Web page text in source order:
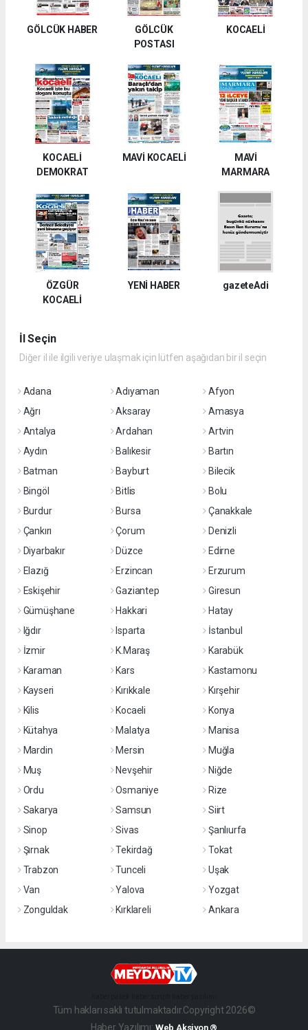
GÖLCÜK HABER
GÖLCÜK
POSTASI
KOCAELİ
KOCAELİ
DEMOKRAT
MAVİ KOCAELİ
MAVİ
MARMARA
ÖZGÜR
KOCAELİ
YENİ HABER gazeteAdi
İl Seçin
Diğer il ile ilgili veriye ulaşmak için lütfen aşağıdan bir il seçin
Adana Adıyaman
Afyon
Ağrı
Aksaray
Amasya
Antalya
Ardahan
Artvin
Aydın
Balıkesir
Bartın
Batman
Bayburt
Bilecik
Bingöl
Bitlis
Bolu
Burdur
Bursa
Çanakkale
Çankırı
Çorum
Denizli
Diyarbakır
Düzce
Edirne
Elazığ
Erzincan
Erzurum
Eskişehir
Gaziantep
Giresun
Gümüşhane
Hakkari
Hatay
Iğdır
Isparta
İstanbul
İzmir
K.Maraş
Karabük
Karaman
Kars
Kastamonu
Kayseri
Kırıkkale
Kırşehir
Kilis
Kocaeli
Konya
Kütahya
Malatya
Manisa
Mardin
Mersin
Muğla
Muş
Nevşehir
Niğde
Ordu
Osmaniye
Rize
Sakarya
Samsun
Siirt
Sinop
Sivas
Şanlıurfa
Şırnak
Tekirdağ
Tokat
Trabzon
Tunceli
Uşak
Van
Yalova
Yozgat
Zonguldak
Kırklareli Ankara
Tüm hakları saklı tutulmaktadır.Copyright 2026©
Haber Yazılımı: Web Aksiyon ®